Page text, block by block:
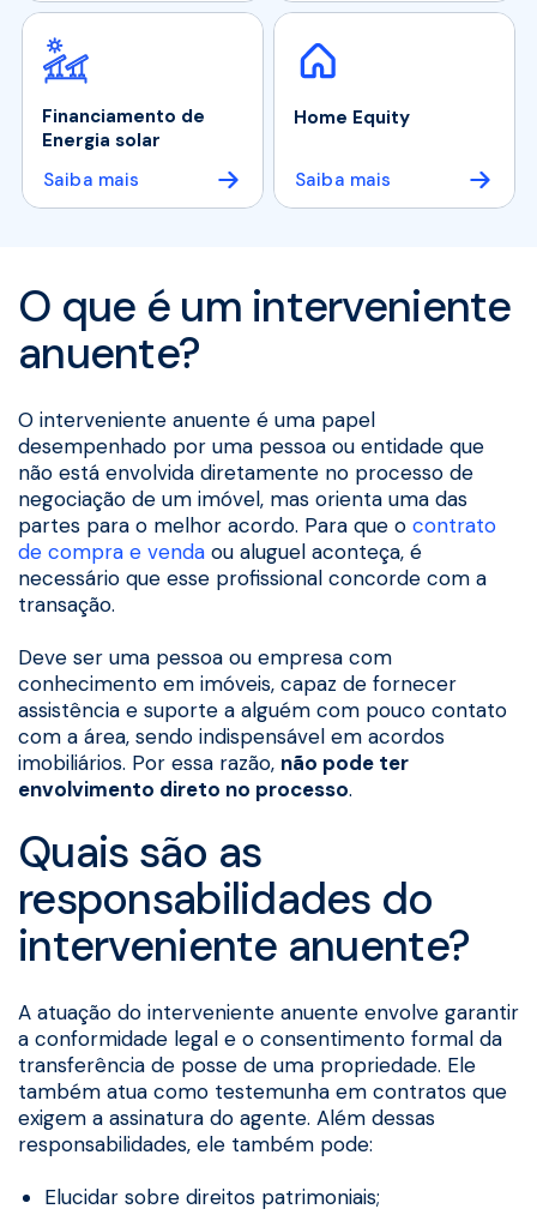
Financiamento de
Energia solar
Saiba mais
Home Equity
Saiba mais
O que é um interveniente
anuente?
O interveniente anuente é uma papel
desempenhado por uma pessoa ou entidade que
não está envolvida diretamente no processo de
negociação de um imóvel, mas orienta uma das
partes para o melhor acordo. Para que o contrato
de compra e venda ou aluguel aconteça, é
necessário que esse profissional concorde com a
transação.
Deve ser uma pessoa ou empresa com
conhecimento em imóveis, capaz de fornecer
assistência e suporte a alguém com pouco contato
com a área, sendo indispensável em acordos
imobiliários. Por essa razão, não pode ter
envolvimento direto no processo.
Quais são as
responsabilidades do
interveniente anuente?
A atuação do interveniente anuente envolve garantir
a conformidade legal e o consentimento formal da
transferência de posse de uma propriedade. Ele
também atua como testemunha em contratos que
exigem a assinatura do agente. Além dessas
responsabilidades, ele também pode:
Elucidar sobre direitos patrimoniais;